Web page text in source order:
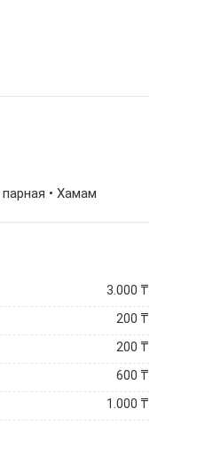
• Хамам
3.000 ₸
200 ₸
200 ₸
600 ₸
1.000 ₸